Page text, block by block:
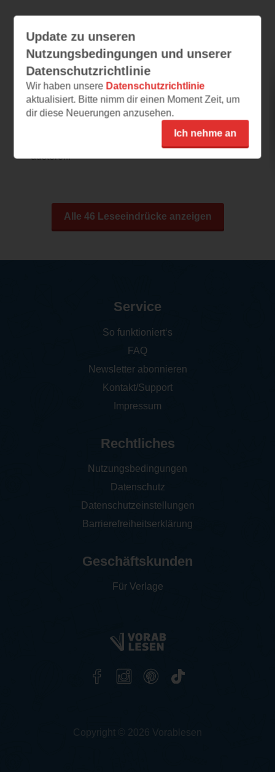
Der Prätorianer
27.07.2026 – 15:35
Vielversprechend
Die Leseprobe ist aufjedenfall vielsprechend.
düstere...
Alle 46 Leseeindrücke anzeigen
Update zu unseren
Nutzungsbedingungen und unserer
Datenschutzrichtlinie
Wir haben unsere Datenschutzrichtlinie
aktualisiert. Bitte nimm dir einen Moment Zeit, um
dir diese Neuerungen anzusehen.
Ich nehme an
Service
So funktioniert‘s
FAQ
Newsletter abonnieren
Kontakt/Support
Impressum
Rechtliches
Nutzungsbedingungen
Datenschutz
Datenschutzeinstellungen
Barrierefreiheitserklärung
Geschäftskunden
Für Verlage
Copyright © 2026 Vorablesen